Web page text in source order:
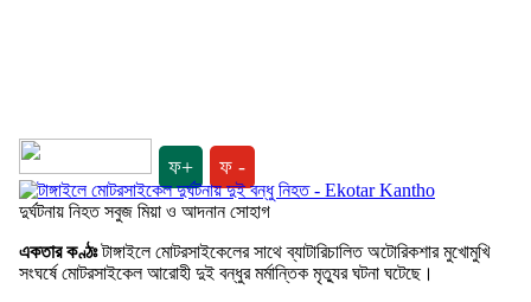
ফ+ ফ -
দুর্ঘটনায় নিহত সবুজ মিয়া ও আদনান সোহাগ
একতার কণ্ঠঃটাঙ্গাইলে মোটরসাইকেলের সাথে ব্যাটারিচালিত অটোরিকশার মুখোমুখি
সংঘর্ষে মোটরসাইকেল আরোহী দুই বন্ধুর মর্মান্তিক মৃত্যুর ঘটনা ঘটেছে।